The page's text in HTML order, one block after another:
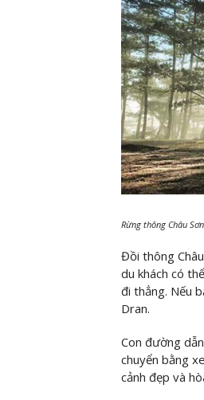
Rừng thông Châu
Đồi thông
du khách có
đi thẳng. Nếu
Dran.
Con đường
chuyển bằng
cảnh đẹp và